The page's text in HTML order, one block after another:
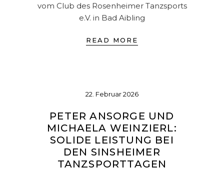
vom Club des Rosenheimer Tanzsports
e.V. in Bad Aibling
READ MORE
22. Februar 2026
PETER ANSORGE UND
MICHAELA WEINZIERL:
SOLIDE LEISTUNG BEI
DEN SINSHEIMER
TANZSPORTTAGEN